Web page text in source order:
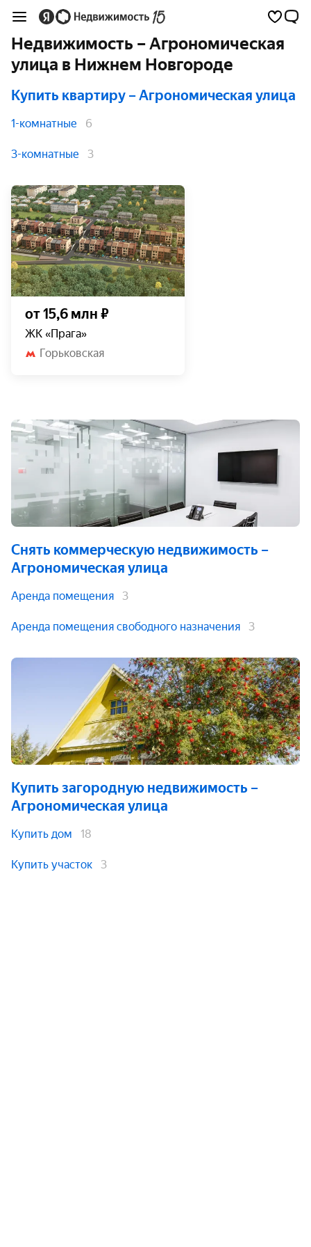
Недвижимость – Агрономическая
улица в Нижнем Новгороде
Купить квартиру – Агрономическая улица
1-комнатные 6
3-комнатные 3
от 15,6 млн ₽
ЖК «Прага»
Горьковская
Снять коммерческую недвижимость –
Агрономическая улица
Аренда помещения 3
Аренда помещения свободного назначения 3
Купить загородную недвижимость –
Агрономическая улица
Купить дом 18
Купить участок 3